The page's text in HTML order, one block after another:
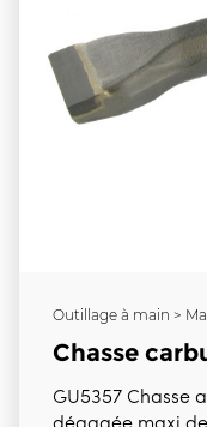
Outillage à main >
Chasse
GU5357 Chasse